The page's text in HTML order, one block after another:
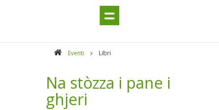
Eventi Libri
Na stòzza i pane i
ghjeri